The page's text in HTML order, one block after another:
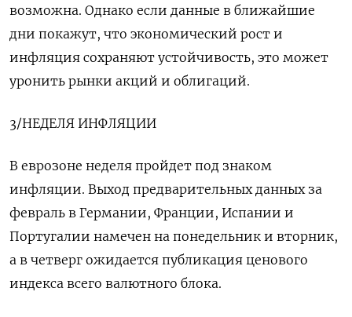
возможна. Однако если данные в ближайшие
дни покажут, что экономический рост и
инфляция сохраняют устойчивость, это может
уронить рынки акций и облигаций.
3/НЕДЕЛЯ ИНФЛЯЦИИ
В еврозоне неделя пройдет под знаком
инфляции. Выход предварительных данных за
февраль в Германии, Франции, Испании и
Португалии намечен на понедельник и вторник,
а в четверг ожидается публикация ценового
индекса всего валютного блока.